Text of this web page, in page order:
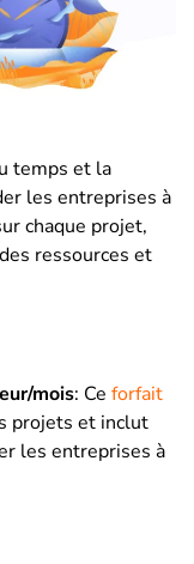
temps et la
les entreprises à
chaque projet,
ressources et
mois: Ce forfait
projets et inclut
les entreprises à